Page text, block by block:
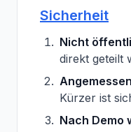
Sicherheit
Nicht
direkt geteilt
Kürzer ist
Nach Demo